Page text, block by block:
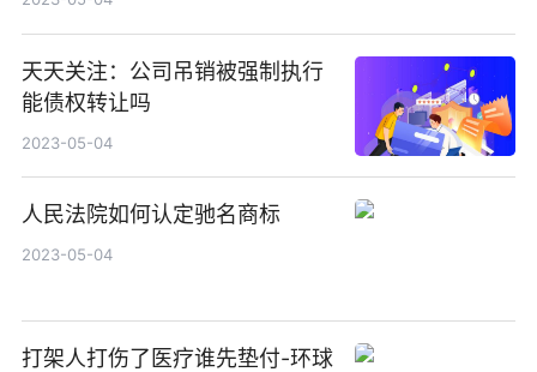
天天关注：公司吊销被强制执行
能债权转让吗
2023-05-04
人民法院如何认定驰名商标
2023-05-04
打架人打伤了医疗谁先垫付-环球